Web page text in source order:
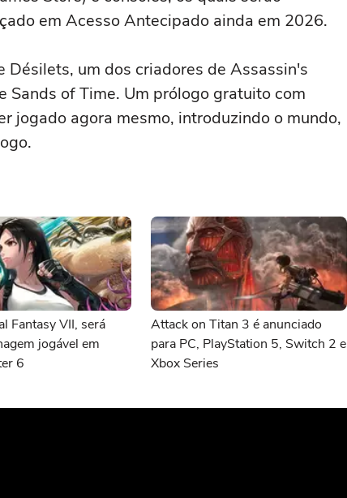
em Acesso Antecipado ainda em 2026.
um dos criadores de Assassin's
Sands of Time. Um prólogo gratuito com
jogado agora mesmo, introduzindo o mundo,
Fantasy VII, será
jogável em
6
Attack on Titan 3 é anunciado
para PC, PlayStation 5, Switch 2 e
Xbox Series